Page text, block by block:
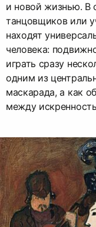
и новой жизнью. В
танцовщиков или
находят
человека:
играть сразу
одним из
маскарада, а как
между